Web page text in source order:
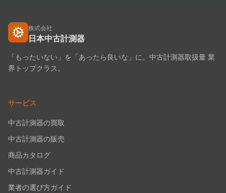
株式会社
日本中古計測器
「もったいない」を「あったら良いな」に。中古計測器取扱量 業
界トップクラス。
サービス
中古計測器の買取
中古計測器の販売
商品カタログ
中古計測器ガイド
業者の選び方ガイド